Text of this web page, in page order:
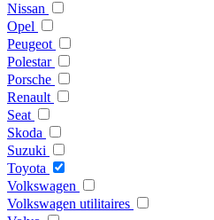
Nissan
Opel
Peugeot
Polestar
Porsche
Renault
Seat
Skoda
Suzuki
Toyota
Volkswagen
Volkswagen utilitaires